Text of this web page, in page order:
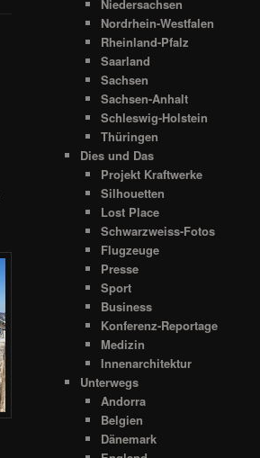
Niedersachsen
Nordrhein-Westfalen
Rheinland-Pfalz
Saarland
Sachsen
Sachsen-Anhalt
Schleswig-Holstein
Thüringen
Dies und Das
Projekt Kraftwerke
Silhouetten
Lost Place
Schwarzweiss-Fotos
Flugzeuge
Presse
Sport
Business
Konferenz-Reportage
Medizin
Innenarchitektur
Unterwegs
Andorra
Belgien
Dänemark